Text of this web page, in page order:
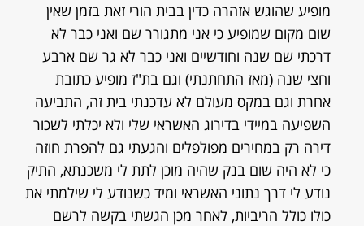
מופיע שהוגש אזהרה כדין בבית הורי זאת בזמן שאין
שום מקום שמופיע כי אני מתגורר שם ואני כבר לא
דרכתי שם שנה וחודשיים ואני כבר לא גר שם ארבע
וחצי שנה (מאז התחתנתי) וגם בת"ז מופיע כתובת
אחרת וגם במקס מעולם לא עדכנתי בית זה, התביעה
השפיעה במיידי בדירוג האשראי שלי ולא יכלתי לשכור
דירה רק במחירים מפולפלים והגעתי גם להפרת חוזה
כי לא היה שום בנק שהיה מוכן לתת לי משכנתא, התיק
נודע לי דרך נתוני האשראי ומיד כשנודע לי שילמתי את
כולו כולל הריביות, לאחר מכן הגשתי בקשה לרשם